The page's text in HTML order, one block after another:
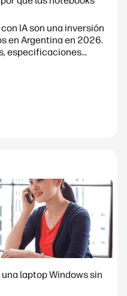
IA son una inversión
en Argentina en 2026.
especificaciones...
laptop Windows sin